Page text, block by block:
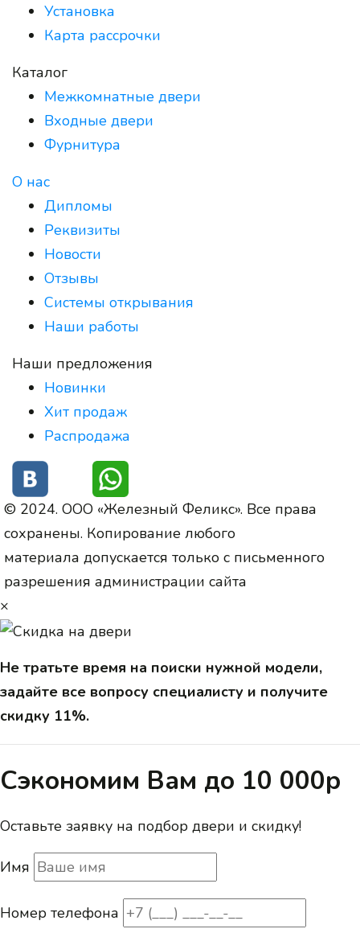
Установка
Карта рассрочки
Каталог
Межкомнатные двери
Входные двери
Фурнитура
О нас
Дипломы
Реквизиты
Новости
Отзывы
Системы открывания
Наши работы
Наши предложения
Новинки
Хит продаж
Распродажа
© 2024. ООО «Железный Феликс». Все права
сохранены. Копирование любого
материала допускается только с письменного
разрешения администрации сайта
×
Не тратьте время на поиски нужной модели,
задайте все вопросу специалисту и получите
скидку 11%.
Сэкономим Вам до 10 000р
Оставьте заявку на подбор двери и скидку!
Имя
Номер телефона